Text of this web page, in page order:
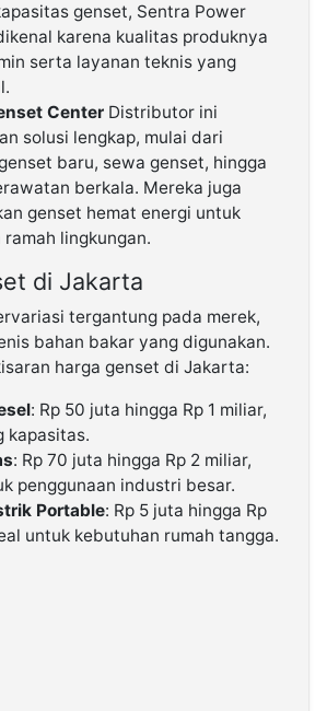
genset, Sentra Power
karena kualitas produknya
serta layanan teknis yang
Center Distributor ini
solusi lengkap, mulai dari
baru, sewa genset, hingga
berkala. Mereka juga
genset hemat energi untuk
lingkungan.
di Jakarta
tergantung pada merek,
bahan bakar yang digunakan.
harga genset di Jakarta:
: Rp 50 juta hingga Rp 1 miliar,
kapasitas.
: Rp 70 juta hingga Rp 2 miliar,
penggunaan industri besar.
Portable: Rp 5 juta hingga Rp
untuk kebutuhan rumah tangga.